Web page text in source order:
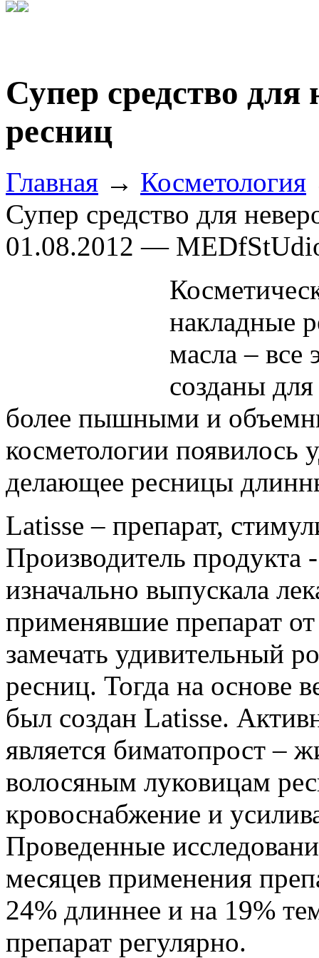
Супер средство для
ресниц
Главная → Косметология
Супер средство для
01.08.2012 —
накладные
масла – все
созданы
более пышными и
косметологии появилось
делающее ресницы
Latisse – препарат,
Производитель
изначально выпускала
применявшие препарат от
замечать удивительный
ресниц. Тогда на основе
был создан Latisse.
является биматопрост –
волосяным луковицам
кровоснабжение и
Проведенные
месяцев применения
24% длиннее и на 19%
препарат регулярно.